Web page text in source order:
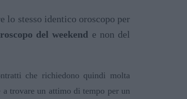
lo stesso identico oroscopo per
del weekend e non del
che richiedono quindi molta
trovare un attimo di tempo per un